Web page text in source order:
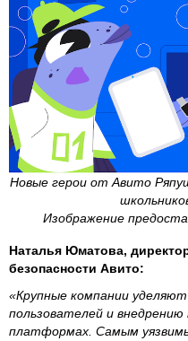
Новые герои от Авито
Изображение
Наталья Юматова,
безопасности Авито:
«Крупные компании
пользователей и
платформах. Самым